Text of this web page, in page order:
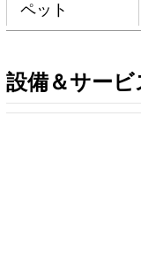
ペット
設備＆サービ